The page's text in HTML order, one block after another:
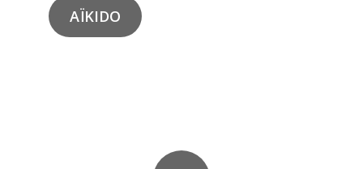
AÏKIDO